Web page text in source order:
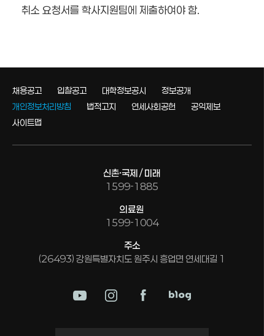
취소 요청서를 학사지원팀에 제출하여야 함.
채용공고 입찰공고 대학정보공시
정보공개
개인정보처리방침
법적고지 연세사회공헌
공익제보
사이트맵
신촌·국제 / 미래
1599-1885
의료원
1599-1004
주소
(26493) 강원특별자치도 원주시 흥업면 연세대길 1